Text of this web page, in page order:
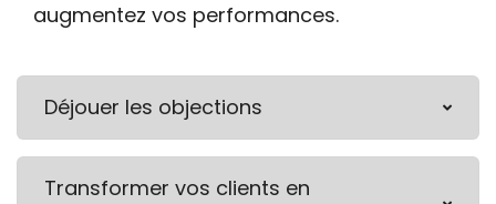
augmentez vos performances.
Déjouer les objections
Transformer vos clients en